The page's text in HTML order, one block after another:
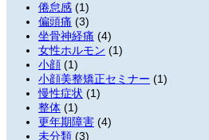
倦怠感 (1)
偏頭痛 (3)
坐骨神経痛 (4)
女性ホルモン (1)
小顔 (1)
小顔美整矯正セミナー (1)
慢性症状 (1)
整体 (1)
更年期障害 (4)
未分類 (3)